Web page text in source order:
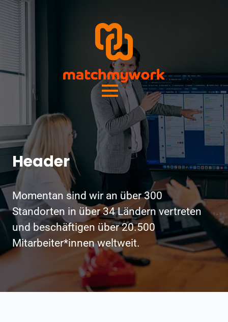
Header
Momentan sind wir an über 300
Standorten in über 34 Ländern vertreten
und beschäftigen über 20.500
Mitarbeiter*innen weltweit.